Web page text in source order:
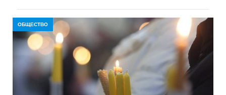
ОБЩЕСТВО